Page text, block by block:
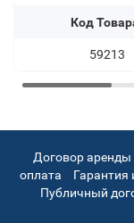
Код
59213
Договор аренды
оплата
Гарантия
Публичный